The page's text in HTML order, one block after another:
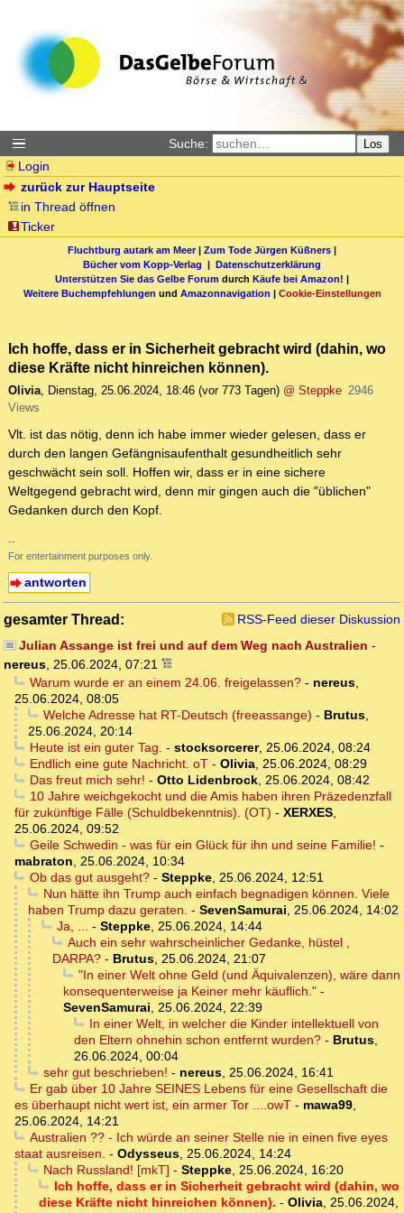
Suche: Los
Login
zurück zur Hauptseite
in Thread öffnen
Ticker
Fluchtburg autark am Meer| Zum Tode Jürgen Küßners |
Bücher vom Kopp-Verlag | Datenschutzerklärung
Unterstützen Sie das Gelbe Forum durch Käufe bei Amazon! |
Weitere Buchempfehlungen und Amazonnavigation | Cookie-Einstellungen
Ich hoffe, dass er in Sicherheit gebracht wird (dahin, wo
diese Kräfte nicht hinreichen können).
Olivia, Dienstag, 25.06.2024, 18:46 (vor 773 Tagen) @ Steppke 2946
Views
Vlt. ist das nötig, denn ich habe immer wieder gelesen, dass er
durch den langen Gefängnisaufenthalt gesundheitlich sehr
geschwächt sein soll. Hoffen wir, dass er in eine sichere
Weltgegend gebracht wird, denn mir gingen auch die "üblichen"
Gedanken durch den Kopf.
--
For entertainment purposes only.
antworten
gesamter Thread:
RSS-Feed dieser Diskussion
Julian Assange ist frei und auf dem Weg nach Australien -
nereus, 25.06.2024, 07:21
Warum wurde er an einem 24.06. freigelassen?- nereus,
25.06.2024, 08:05
Welche Adresse hat RT-Deutsch (freeassange) - Brutus,
25.06.2024, 20:14
Heute ist ein guter Tag. - stocksorcerer, 25.06.2024, 08:24
Endlich eine gute Nachricht. oT- Olivia, 25.06.2024, 08:29
Das freut mich sehr! - Otto Lidenbrock, 25.06.2024, 08:42
10 Jahre weichgekocht und die Amis haben ihren Präzedenzfall
für zukünftige Fälle (Schuldbekenntnis). (OT) - XERXES,
25.06.2024, 09:52
Geile Schwedin - was für ein Glück für ihn und seine Familie! -
mabraton, 25.06.2024, 10:34
Ob das gut ausgeht?- Steppke, 25.06.2024, 12:51
Nun hätte ihn Trump auch einfach begnadigen können. Viele
haben Trump dazu geraten. - SevenSamurai, 25.06.2024, 14:02
Ja, ... - Steppke, 25.06.2024, 14:44
Auch ein sehr wahrscheinlicher Gedanke, hüstel ,
DARPA? - Brutus, 25.06.2024, 21:07
"In einer Welt ohne Geld (und Äquivalenzen), wäre dann
konsequenterweise ja Keiner mehr käuflich." -
SevenSamurai, 25.06.2024, 22:39
In einer Welt, in welcher die Kinder intellektuell von
den Eltern ohnehin schon entfernt wurden? - Brutus,
26.06.2024, 00:04
sehr gut beschrieben! - nereus, 25.06.2024, 16:41
Er gab über 10 Jahre SEINES Lebens für eine Gesellschaft die
es überhaupt nicht wert ist, ein armer Tor ....owT - mawa99,
25.06.2024, 14:21
Australien ?? - Ich würde an seiner Stelle nie in einen five eyes
staat ausreisen. - Odysseus, 25.06.2024, 14:24
Nach Russland! [mkT] - Steppke, 25.06.2024, 16:20
Ich hoffe, dass er in Sicherheit gebracht wird (dahin, wo
diese Kräfte nicht hinreichen können). - Olivia, 25.06.2024,